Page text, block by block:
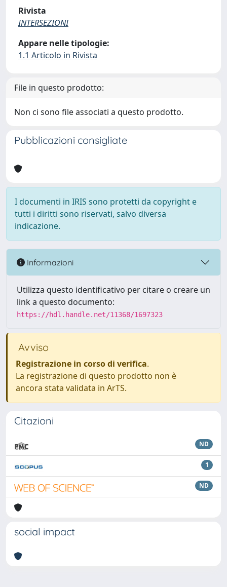
Rivista
INTERSEZIONI
Appare nelle tipologie:
1.1 Articolo in Rivista
File in questo prodotto:
Non ci sono file associati a questo prodotto.
Pubblicazioni consigliate
I documenti in IRIS sono protetti da copyright e
tutti i diritti sono riservati, salvo diversa
indicazione.
Informazioni
Utilizza questo identificativo per citare o creare un
link a questo documento:
https://hdl.handle.net/11368/1697323
Avviso
Registrazione in corso di verifica.
La registrazione di questo prodotto non è
ancora stata validata in ArTS.
Citazioni
ND
1
ND
social impact